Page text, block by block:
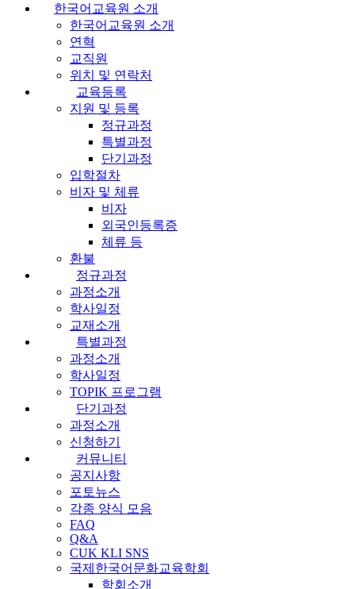
한국어교육원 소개
한국어교육원 소개
연혁
교직원
위치 및 연락처
교육등록
지원 및 등록
정규과정
특별과정
단기과정
입학절차
비자 및 체류
비자
외국인등록증
체류 등
환불
정규과정
과정소개
학사일정
교재소개
특별과정
과정소개
학사일정
TOPIK 프로그램
단기과정
과정소개
신청하기
커뮤니티
공지사항
포토뉴스
각종 양식 모음
FAQ
Q&A
CUK KLI SNS
국제한국어문화교육학회
학회소개